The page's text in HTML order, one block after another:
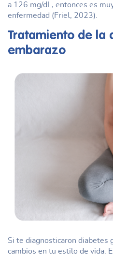
a 126 mg/dL, entonces es
enfermedad (Friel, 2023).
Tratamiento de la
embarazo
Si te diagnosticaron diabetes
cambios en tu estilo de vida.